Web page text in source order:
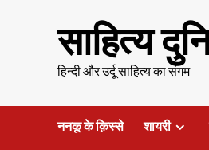
साहित्य
हिन्दी और उर्दू साहित्य का संगम
ननकू के क़िस्से शायरी